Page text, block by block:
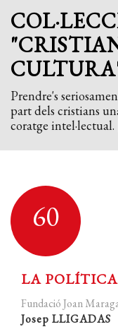
Prendre's
part dels cristians
coratge
60
LA
Fundació Joan
Josep LLIGADAS